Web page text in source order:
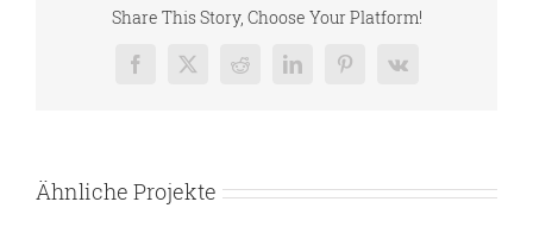
Share This Story, Choose Your Platform!
Facebook
X RedditLinkedInPinterest
Vk
Ähnliche Projekte